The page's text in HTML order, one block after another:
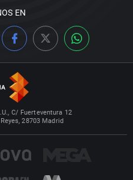
EN
C/ Fuerteventura 12
28703 Madrid